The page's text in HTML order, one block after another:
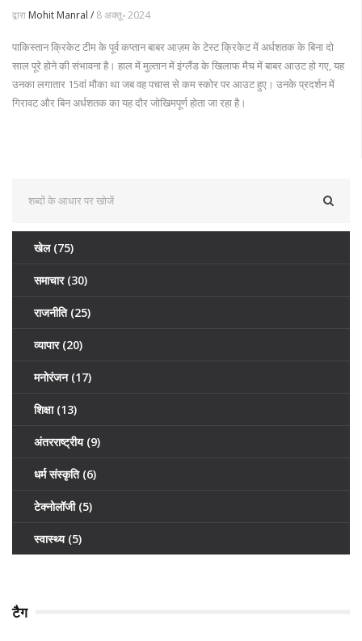
द्वारा Mohit Manral / 8 अक्तू॰ 2024
पाकिस्तान क्रिकेट टीम के पूर्व कप्तान बाबर आज़म के टेस्ट क्रिकेट में अर्धशतक के बिना दो
साल पूरे होने की संभावना है। हाल में मुल्तान में इंग्लैंड के खिलाफ मैच में बाबर आउट हो गए, यह
उनका लगातार 15वां मौका था जब वह पचास से कम स्कोर पर आउट हुए। उनके प्रदर्शन में
गिरावट और बिन अर्धशतक का यह दौर जोखिमपूर्ण होता जा रहा है।
खेल (75)
समाचार (30)
राजनीति (25)
व्यापार (20)
मनोरंजन (17)
शिक्षा (13)
अंतरराष्ट्रीय (9)
धर्म संस्कृति (6)
टेक्नोलॉजी (5)
स्वास्थ्य (5)
टैग